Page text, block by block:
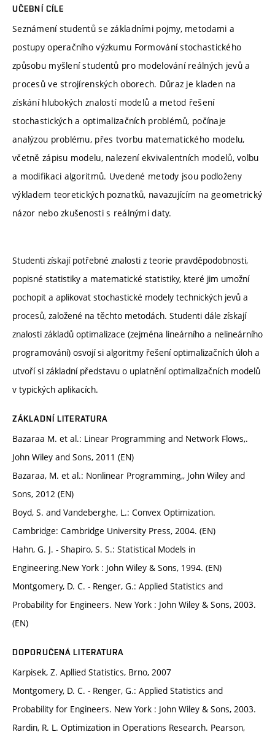
UČEBNÍ CÍLE
Seznámení studentů se základními pojmy, metodami a
postupy operačního výzkumu Formování stochastického
způsobu myšlení studentů pro modelování reálných jevů a
procesů ve strojírenských oborech. Důraz je kladen na
získání hlubokých znalostí modelů a metod řešení
stochastických a optimalizačních problémů, počínaje
analýzou problému, přes tvorbu matematického modelu,
včetně zápisu modelu, nalezení ekvivalentních modelů, volbu
a modifikaci algoritmů. Uvedené metody jsou podloženy
výkladem teoretických poznatků, navazujícím na geometrický
názor nebo zkušenosti s reálnými daty.
Studenti získají potřebné znalosti z teorie pravděpodobnosti,
popisné statistiky a matematické statistiky, které jim umožní
pochopit a aplikovat stochastické modely technických jevů a
procesů, založené na těchto metodách. Studenti dále získají
znalosti základů optimalizace (zejména lineárního a nelineárního
programování) osvojí si algoritmy řešení optimalizačních úloh a
utvoří si základní představu o uplatnění optimalizačních modelů
v typických aplikacích.
ZÁKLADNÍ LITERATURA
Bazaraa M. et al.: Linear Programming and Network Flows,.
John Wiley and Sons, 2011 (EN)
Bazaraa, M. et al.: Nonlinear Programming,, John Wiley and
Sons, 2012 (EN)
Boyd, S. and Vandeberghe, L.: Convex Optimization.
Cambridge: Cambridge University Press, 2004. (EN)
Hahn, G. J. - Shapiro, S. S.: Statistical Models in
Engineering.New York : John Wiley & Sons, 1994. (EN)
Montgomery, D. C. - Renger, G.: Applied Statistics and
Probability for Engineers. New York : John Wiley & Sons, 2003.
(EN)
DOPORUČENÁ LITERATURA
Karpisek, Z. Apllied Statistics, Brno, 2007
Montgomery, D. C. - Renger, G.: Applied Statistics and
Probability for Engineers. New York : John Wiley & Sons, 2003.
Rardin, R. L. Optimization in Operations Research. Pearson,